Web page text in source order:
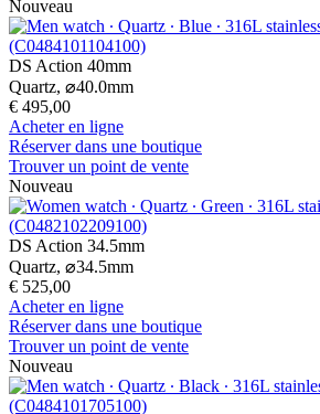
Nouveau
DS Action 40mm
Quartz, ⌀40.0mm
€ 495,00
Acheter en ligne
Réserver dans une boutique
Trouver un point de vente
Nouveau
DS Action 34.5mm
Quartz, ⌀34.5mm
€ 525,00
Acheter en ligne
Réserver dans une boutique
Trouver un point de vente
Nouveau